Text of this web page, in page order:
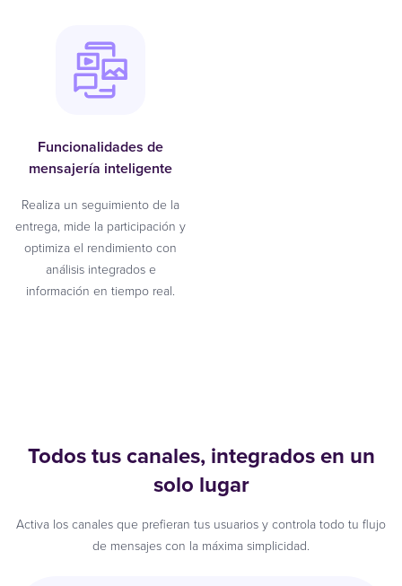
Funcionalidades de
mensajería inteligente
Realiza un seguimiento de la
entrega, mide la participación y
optimiza el rendimiento con
análisis integrados e
información en tiempo real.
Todos tus canales, integrados en un
solo lugar
Activa los canales que prefieran tus usuarios y controla todo tu flujo
de mensajes con la máxima simplicidad.